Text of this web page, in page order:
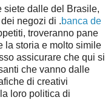
siete dalle del Brasile,
negozi di .banca de
troveranno pane
la storia e molto simile
assicurare che qui si
che vanno dalle
di creativi
loro politica di